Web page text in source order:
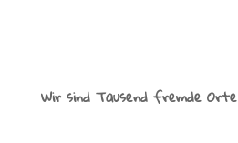
Wir sind Tausend fremde Orte